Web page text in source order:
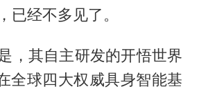
已经不多见了。
，其自主研发的开悟世界
全球四大权威具身智能基